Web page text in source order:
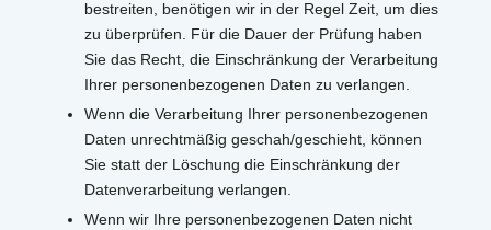
bestreiten, benötigen wir in der Regel Zeit, um dies
zu überprüfen. Für die Dauer der Prüfung haben
Sie das Recht, die Einschränkung der Verarbeitung
Ihrer personenbezogenen Daten zu verlangen.
Wenn die Verarbeitung Ihrer personenbezogenen
Daten unrechtmäßig geschah/geschieht, können
Sie statt der Löschung die Einschränkung der
Datenverarbeitung verlangen.
Wenn wir Ihre personenbezogenen Daten nicht